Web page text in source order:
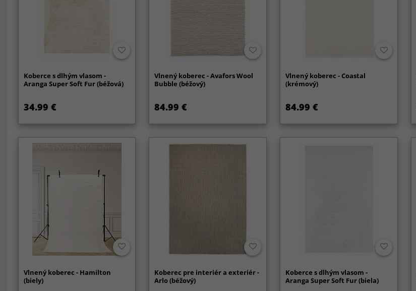
Koberce s dlhým vlasom -
Aranga Super Soft Fur (béžová)
34.99 €
Vlnený koberec - Avafors Wool
Bubble (béžový)
84.99 €
Vlnený koberec - Coastal
(krémový)
84.99 €
Vlnený koberec - Hamilton
(biely)
Koberec pre interiér a exteriér -
Arlo (béžový)
Koberce s dlhým vlasom -
Aranga Super Soft Fur (biela)